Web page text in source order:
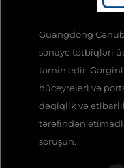
Guangdong
sənaye tətbiqləri
təmin edir.
hüceyrələri və
dəqiqlik və
tərəfindən
soruşun.